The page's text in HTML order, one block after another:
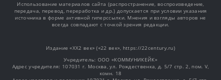
Использование материалов сайта (распространение, воспроизведение,
передача, перевод, переработка и др.) допускается при условии указания
источника в форме активной гиперссылки. Мнения и взгляды авторов не
всегда совпадают с точкой зрения редакции.
Издание «XX2 век» («22 век», https://22century.ru)
Учредитель: OOO «КОММУНИКЕЙК»
Адрес учредителя: 107031 г. Москва, ул. Рождественка, д. 5/7 стр. 2, пом. V,
комн. 18